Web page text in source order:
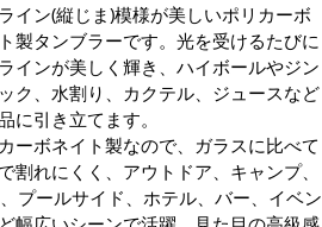
イン(縦じま)模様が美しいポリカーボ
製タンブラーです。光を受けるたびに
インが美しく輝き、ハイボールやジン
ク、水割り、カクテル、ジュースなど
に引き立てます。
ーボネイト製なので、ガラスに比べて
割れにくく、アウトドア、キャンプ、
プールサイド、ホテル、バー、イベン